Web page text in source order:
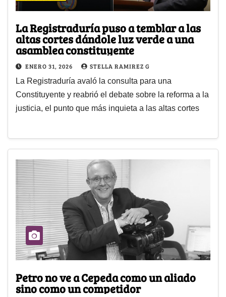
La Registraduría puso a temblar a las
altas cortes dándole luz verde a una
asamblea constituyente
ENERO 31, 2026 STELLA RAMIREZ G
La Registraduría avaló la consulta para una
Constituyente y reabrió el debate sobre la reforma a la
justicia, el punto que más inquieta a las altas cortes
Petro no ve a Cepeda como un aliado
sino como un competidor